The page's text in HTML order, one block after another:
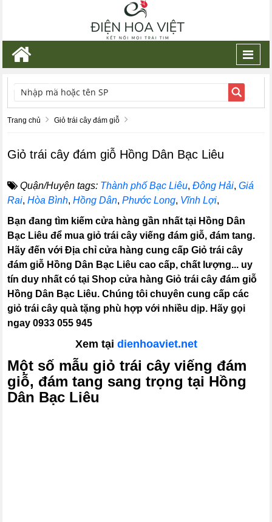
TÌM KIẾM
Trang chủ Giỏ trái cây đám giỗ
Giỏ trái cây đám giỗ Hồng Dân Bạc Liêu
Quận/Huyện tags: Thành phố Bạc Liêu,Đông Hải,Giá
Rai,Hòa Bình,Hồng Dân,Phước Long, Vĩnh Lợi,
Bạn đang tìm kiếm cửa hàng gần nhất tại Hồng Dân
Bạc Liêu để mua giỏ trái cây viếng đám giỗ, đám tang.
Hãy đến với Địa chỉ cửa hàng cung cấp Giỏ trái cây
đám giỗ Hồng Dân Bạc Liêu cao cấp, chất lượng... uy
tín duy nhất có tại Shop cửa hàng Giỏ trái cây đám giỗ
Hồng Dân Bạc Liêu. Chúng tôi chuyên cung cấp các
giỏ trái cây quà tặng phù hợp với nhiều dịp. Hãy gọi
ngay 0933 055 945
Xem tại dienhoaviet.net
Một số mẫu giỏ trái cây viếng đám
giỗ, đám tang sang trọng tại Hồng
Dân Bạc Liêu